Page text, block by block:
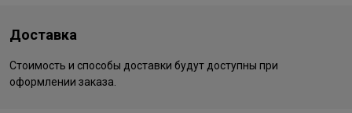
Доставка
Стоимость и способы доставки будут доступны при
оформлении заказа.